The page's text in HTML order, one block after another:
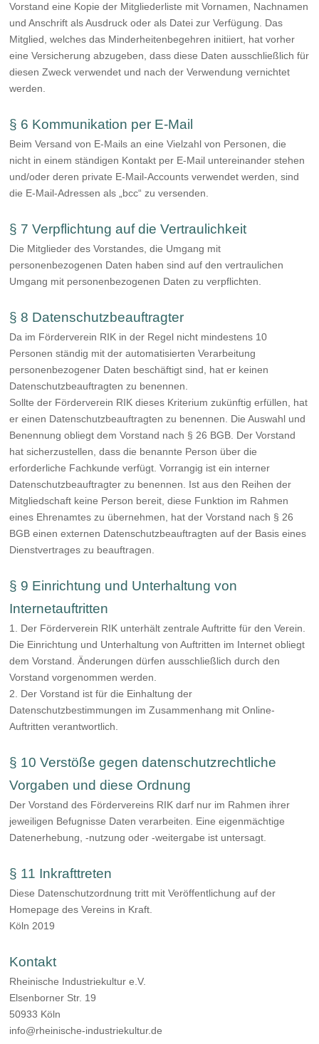
Vorstand eine Kopie der Mitgliederliste mit Vornamen, Nachnamen
und Anschrift als Ausdruck oder als Datei zur Verfügung. Das
Mitglied, welches das Minderheitenbegehren initiiert, hat vorher
eine Versicherung abzugeben, dass diese Daten ausschließlich für
diesen Zweck verwendet und nach der Verwendung vernichtet
werden.
§ 6 Kommunikation per E-Mail
Beim Versand von E-Mails an eine Vielzahl von Personen, die
nicht in einem ständigen Kontakt per E-Mail untereinander stehen
und/oder deren private E-Mail-Accounts verwendet werden, sind
die E-Mail-Adressen als „bcc“ zu versenden.
§ 7 Verpflichtung auf die Vertraulichkeit
Die Mitglieder des Vorstandes, die Umgang mit
personenbezogenen Daten haben sind auf den vertraulichen
Umgang mit personenbezogenen Daten zu verpflichten.
§ 8 Datenschutzbeauftragter
Da im Förderverein RIK in der Regel nicht mindestens 10
Personen ständig mit der automatisierten Verarbeitung
personenbezogener Daten beschäftigt sind, hat er keinen
Datenschutzbeauftragten zu benennen.
Sollte der Förderverein RIK dieses Kriterium zukünftig erfüllen, hat
er einen Datenschutzbeauftragten zu benennen. Die Auswahl und
Benennung obliegt dem Vorstand nach § 26 BGB. Der Vorstand
hat sicherzustellen, dass die benannte Person über die
erforderliche Fachkunde verfügt. Vorrangig ist ein interner
Datenschutzbeauftragter zu benennen. Ist aus den Reihen der
Mitgliedschaft keine Person bereit, diese Funktion im Rahmen
eines Ehrenamtes zu übernehmen, hat der Vorstand nach § 26
BGB einen externen Datenschutzbeauftragten auf der Basis eines
Dienstvertrages zu beauftragen.
§ 9 Einrichtung und Unterhaltung von
Internetauftritten
1. Der Förderverein RIK unterhält zentrale Auftritte für den Verein.
Die Einrichtung und Unterhaltung von Auftritten im Internet obliegt
dem Vorstand. Änderungen dürfen ausschließlich durch den
Vorstand vorgenommen werden.
2. Der Vorstand ist für die Einhaltung der
Datenschutzbestimmungen im Zusammenhang mit Online-
Auftritten verantwortlich.
§ 10 Verstöße gegen datenschutzrechtliche
Vorgaben und diese Ordnung
Der Vorstand des Fördervereins RIK darf nur im Rahmen ihrer
jeweiligen Befugnisse Daten verarbeiten. Eine eigenmächtige
Datenerhebung, -nutzung oder -weitergabe ist untersagt.
§ 11 Inkrafttreten
Diese Datenschutzordnung tritt mit Veröffentlichung auf der
Homepage des Vereins in Kraft.
Köln 2019
Kontakt
Rheinische Industriekultur e.V.
Elsenborner Str. 19
50933 Köln
info@rheinische-industriekultur.de